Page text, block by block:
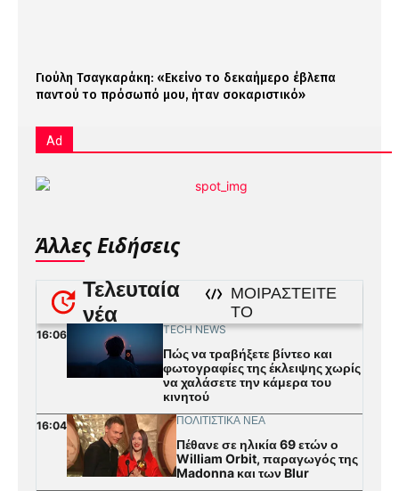
Γιούλη Τσαγκαράκη: «Εκείνο το δεκαήμερο έβλεπα
παντού το πρόσωπό μου, ήταν σοκαριστικό»
Ad
Άλλες Ειδήσεις